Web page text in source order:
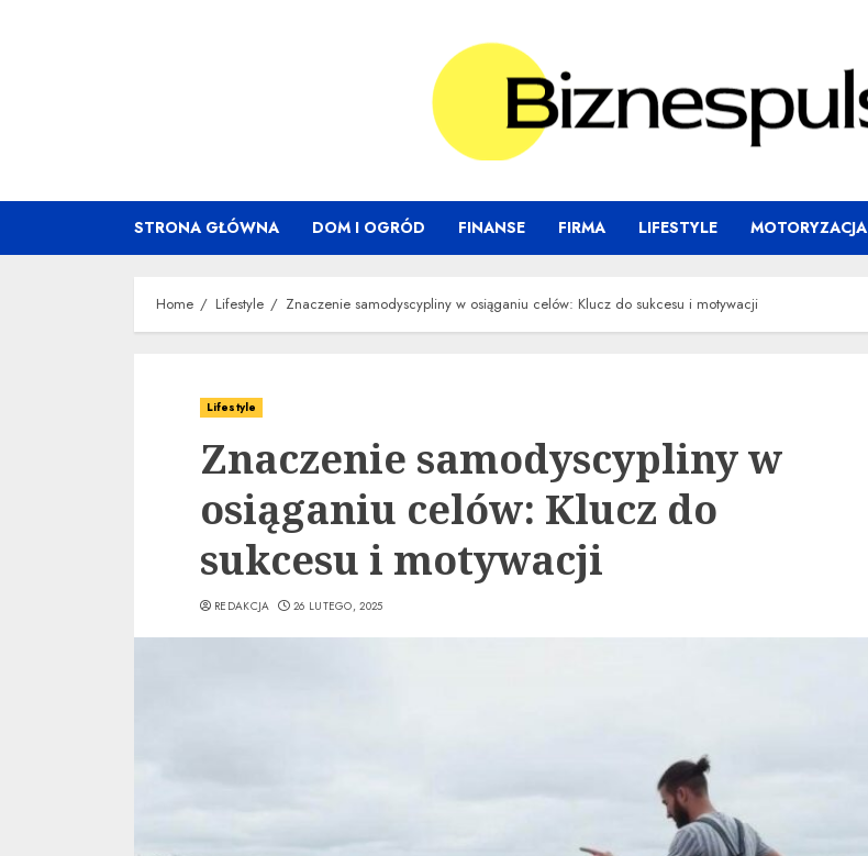
STRONA GŁÓWNA DOM I OGRÓD FINANSE FIRMA LIFESTYLE MOTORYZACJA
Home Lifestyle Znaczenie samodyscypliny w osiąganiu celów: Klucz do sukcesu i motywacji
Lifestyle
Znaczenie samodyscypliny w
osiąganiu celów: Klucz do
sukcesu i motywacji
REDAKCJA 26 LUTEGO, 2025